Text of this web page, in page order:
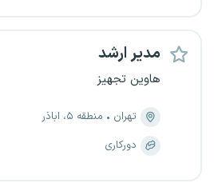
مدیر ارشد
هاوین تجهیز
تهران
منطقه ۵، اباذر
دورکاری